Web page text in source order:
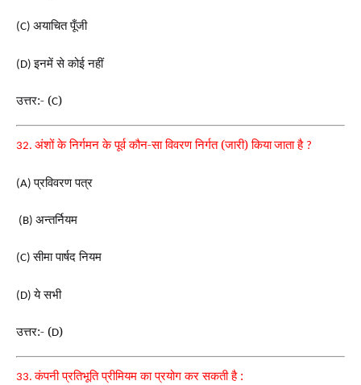
(C) अयाचित पूँजी
(D)इनमें से कोई नहीं
उत्तर:- (C)
32. अंशों के निर्गमन के पूर्व कौन-सा विवरण निर्गत (जारी) कियाजाता है ?
(A)प्रविवरण पत्र
(B) अन्तर्नियम
(C)सीमा पार्षद नियम
(D)ये सभी
उत्तर:- (D)
33.कंपनी प्रतिभूति प्रीमियम का प्रयोग कर सकती है :